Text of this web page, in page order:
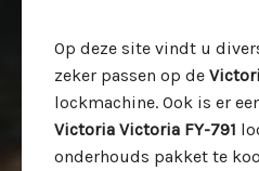
Op deze site vindt u
zeker passen op de
lockmachine. Ook is er
Victoria Victoria FY-791
onderhouds pakket te